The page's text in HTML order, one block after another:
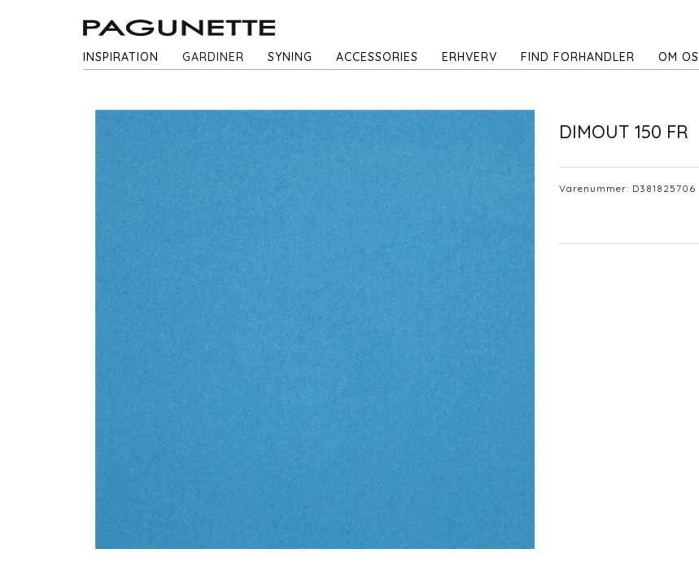
INSPIRATION GARDINER SYNING ACCESSORIES ERHVERV FIND FORHANDLER OM OS
DIMOUT 150 FR
Varenummer: D381825706